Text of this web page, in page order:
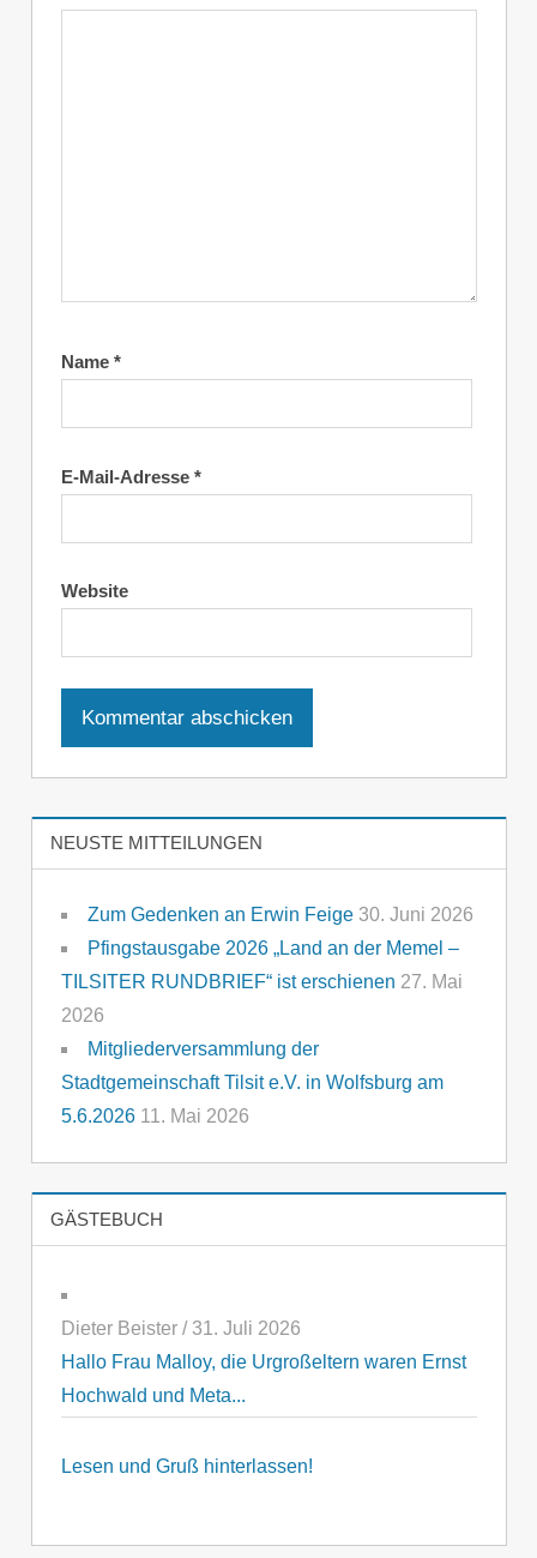
Name *
E-Mail-Adresse *
Website
NEUSTE MITTEILUNGEN
Zum Gedenken an Erwin Feige 30. Juni 2026
Pfingstausgabe 2026 „Land an der Memel –
TILSITER RUNDBRIEF“ ist erschienen 27. Mai
2026
Mitgliederversammlung der
Stadtgemeinschaft Tilsit e.V. in Wolfsburg am
5.6.2026 11. Mai 2026
GÄSTEBUCH
Dieter Beister/31. Juli 2026
Hallo Frau Malloy, die Urgroßeltern waren Ernst
Hochwald und Meta...
Lesen und Gruß hinterlassen!